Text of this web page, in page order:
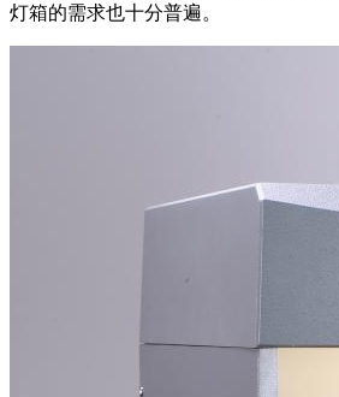
灯箱的需求也十分普遍。